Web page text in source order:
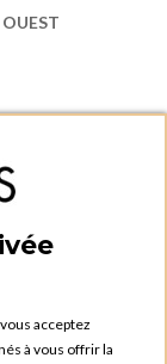
acceptez
à vous offrir la